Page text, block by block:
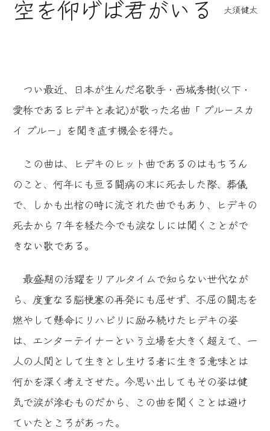
空を仰げば君がいる 大須健太
つい最近、日本が生んだ名歌手・西城秀樹(以下・
愛称であるヒデキと表記)が歌った名曲「 ブルースカ
イ ブルー」を聞き直す機会を得た。
この曲は、ヒデキのヒット曲であるのはもちろん
のこと、何年にも亘る闘病の末に死去した際、葬儀
で、しかも出棺の時に流された曲でもあり、ヒデキの
死去から７年を経た今でも涙なしには聞くことがで
きない歌である。
最盛期の活躍をリアルタイムで知らない世代なが
ら、度重なる脳梗塞の再発にも屈せず、不屈の闘志を
燃やして懸命にリハビリに励み続けたヒデキの姿
は、エンターテイナーという立場を大きく超えて、一
人の人間として生きとし生ける者に生きる意味とは
何かを深く考えさせた。今思い出してもその姿は健
気で涙が滲むものだから、この曲を聞くことは避け
ていたところがあった。